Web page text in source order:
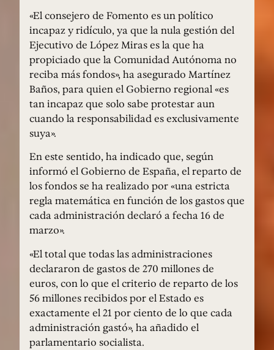
«El consejero de Fomento es un político
incapaz y ridículo, ya que la nula gestión del
Ejecutivo de López Miras es la que ha
propiciado que la Comunidad Autónoma no
reciba más fondos», ha asegurado Martínez
Baños, para quien el Gobierno regional «es
tan incapaz que solo sabe protestar aun
cuando la responsabilidad es exclusivamente
suya».
En este sentido, ha indicado que, según
informó el Gobierno de España, el reparto de
los fondos se ha realizado por «una estricta
regla matemática en función de los gastos que
cada administración declaró a fecha 16 de
marzo».
«El total que todas las administraciones
declararon de gastos de 270 millones de
euros, con lo que el criterio de reparto de los
56 millones recibidos por el Estado es
exactamente el 21 por ciento de lo que cada
administración gastó», ha añadido el
parlamentario socialista.